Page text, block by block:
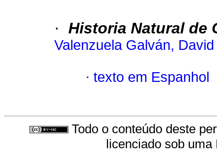
· Historia Natural de
Valenzuela Galván, David
· texto em Espanhol
Todo o conteúdo deste
licenciado sob uma